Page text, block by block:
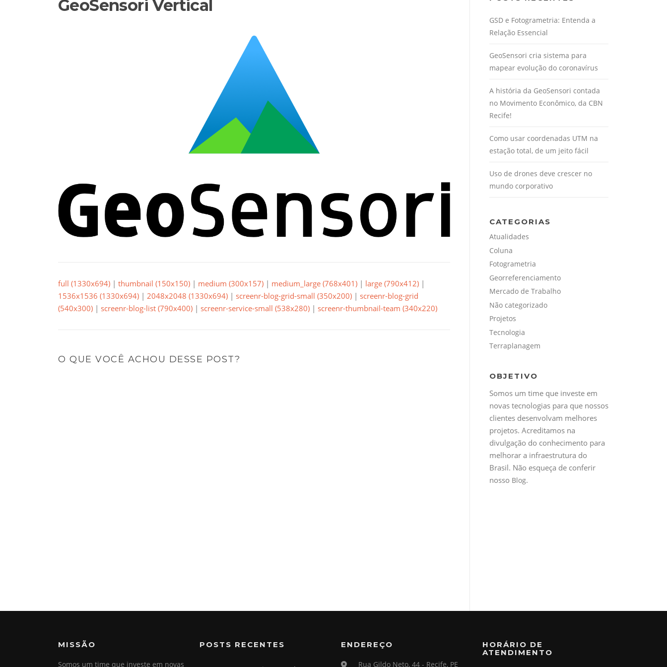
GeoSensori Vertical
full (1330x694) | thumbnail (150x150) | medium (300x157) | medium_large (768x401) | large (790x412) |
1536x1536 (1330x694) | 2048x2048 (1330x694) | screenr-blog-grid-small (350x200) | screenr-blog-grid
(540x300) | screenr-blog-list (790x400) | screenr-service-small (538x280) | screenr-thumbnail-team (340x220)
O QUE VOCÊ ACHOU DESSE POST?
GSD e Fotogrametria: Entenda a
Relação Essencial
GeoSensori cria sistema para
mapear evolução do coronavírus
A história da GeoSensori contada
no Movimento Econômico, da CBN
Recife!
Como usar coordenadas UTM na
estação total, de um jeito fácil
Uso de drones deve crescer no
mundo corporativo
CATEGORIAS
Atualidades
Coluna
Fotogrametria
Georreferenciamento
Mercado de Trabalho
Não categorizado
Projetos
Tecnologia
Terraplanagem
OBJETIVO
Somos um time que investe em
novas tecnologias para que nossos
clientes desenvolvam melhores
projetos. Acreditamos na
divulgação do conhecimento para
melhorar a infraestrutura do
Brasil. Não esqueça de conferir
nosso Blog.
MISSÃO
Somos um time que investe em novas
POSTS RECENTES ENDEREÇO
Rua Gildo Neto, 44 - Recife, PE
HORÁRIO DE
ATENDIMENTO